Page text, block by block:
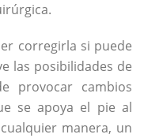
corregirla si puede
las posibilidades de
provocar cambios
se apoya el pie al
manera, un